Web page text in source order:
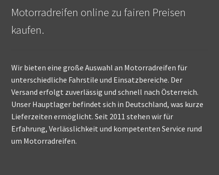
Motorradreifen online zu fairen Preisen
kaufen.
Wir bieten eine große Auswahl an Motorradreifen für
unterschiedliche Fahrstile und Einsatzbereiche. Der
Versand erfolgt zuverlässig und schnell nach Österreich.
Unser Hauptlager befindet sich in Deutschland, was kurze
Lieferzeiten ermöglicht. Seit 2011 stehen wir für
Erfahrung, Verlässlichkeit und kompetenten Service rund
um Motorradreifen.